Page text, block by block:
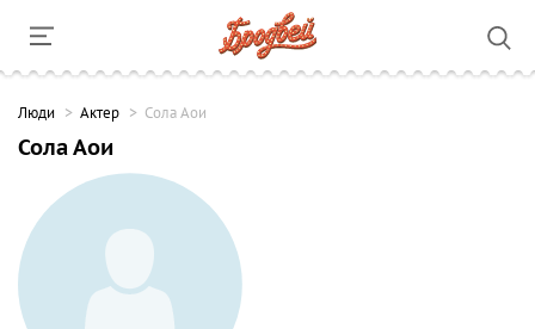
Люди Актер Сола Аои
Сола Аои